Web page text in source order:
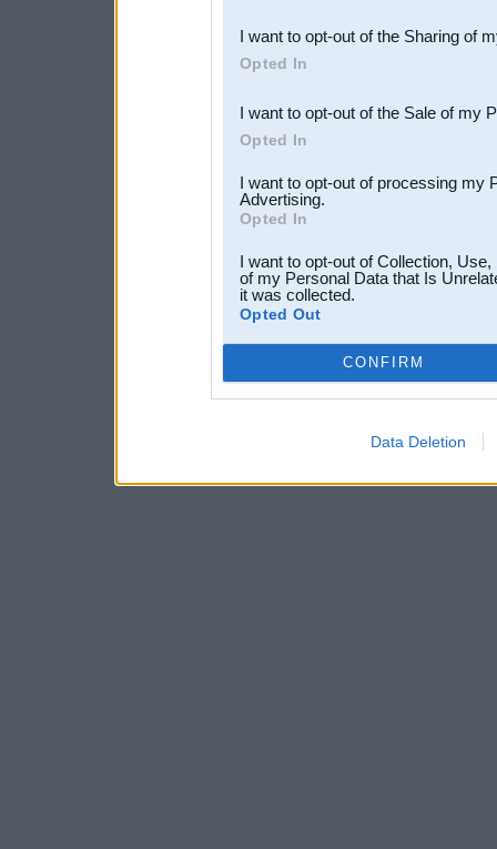
Downstream Participants
third parties.
I want to opt-out of the Sharing of
Opted In
I want to opt-out of the Sale of my
Opted In
I want to opt-out of processing my
Advertising.
Opted In
I want to opt-out of Collection,
of my Personal Data that Is
it was collected.
Opted Out
CONFIRM
Data Deletion